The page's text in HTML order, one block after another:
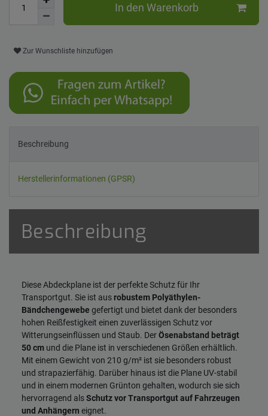
In den Warenkorb
Zur Wunschliste hinzufügen
Beschreibung
Herstellerinformationen (GPSR)
Beschreibung
Diese Abdeckplane ist der perfekte Schutz für Ihr
Transportgut. Sie ist ausrobustem Polyäthylen-
Bändchengewebe gefertigt und bietet dank der besonders
hohen Reißfestigkeit einen zuverlässigen Schutz vor
Witterungseinflüssen und Staub. DerÖsenabstand beträgt
50 cm und die Plane ist in verschiedenen Größen erhältlich.
Mit einem Gewicht von 210 g/m² ist sie besonders robust
und strapazierfähig. Darüber hinaus ist die Plane UV-stabil
und in einem modernen Grünton gehalten, wodurch sie sich
hervorragend alsSchutz vor Transportgut auf Fahrzeugen
und Anhängern eignet.